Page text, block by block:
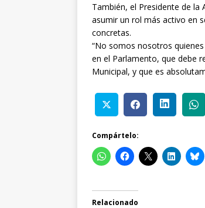
También, el Presidente de la
asumir un rol más activo en
concretas.
“No somos nosotros
en el Parlamento, que debe
Municipal, y que es
Compártelo:
Relacionado